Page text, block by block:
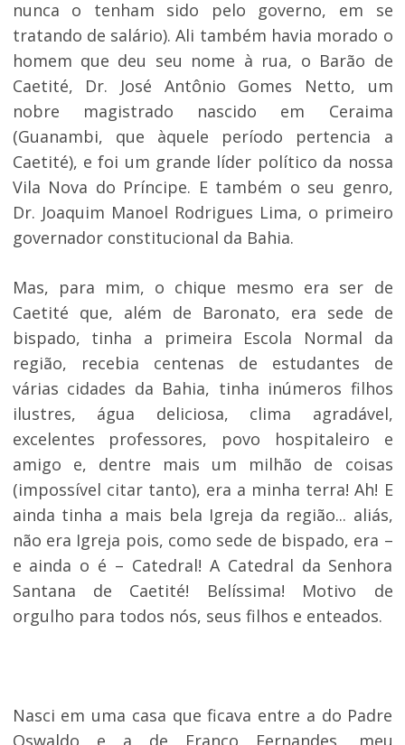
nunca o tenham sido pelo governo, em se
tratando de salário). Ali também havia morado o
homem que deu seu nome à rua, o Barão de
Caetité, Dr. José Antônio Gomes Netto, um
nobre magistrado nascido em Ceraima
(Guanambi, que àquele período pertencia a
Caetité), e foi um grande líder político da nossa
Vila Nova do Príncipe. E também o seu genro,
Dr. Joaquim Manoel Rodrigues Lima, o primeiro
governador constitucional da Bahia.
Mas, para mim, o chique mesmo era ser de
Caetité que, além de Baronato, era sede de
bispado, tinha a primeira Escola Normal da
região, recebia centenas de estudantes de
várias cidades da Bahia, tinha inúmeros filhos
ilustres, água deliciosa, clima agradável,
excelentes professores, povo hospitaleiro e
amigo e, dentre mais um milhão de coisas
(impossível citar tanto), era a minha terra! Ah! E
ainda tinha a mais bela Igreja da região... aliás,
não era Igreja pois, como sede de bispado, era –
e ainda o é – Catedral! A Catedral da Senhora
Santana de Caetité! Belíssima! Motivo de
orgulho para todos nós, seus filhos e enteados.
Nasci em uma casa que ficava entre a do Padre
Oswaldo e a de Franco Fernandes, meu